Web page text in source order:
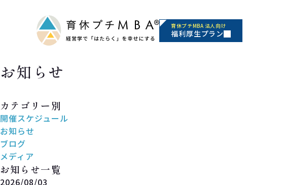
育休プチMBA 法人向け
福利厚生プラン
お知らせ
カテゴリー別
開催スケジュール
お知らせ
ブログ
メディア
お知らせ一覧
2026/08/03